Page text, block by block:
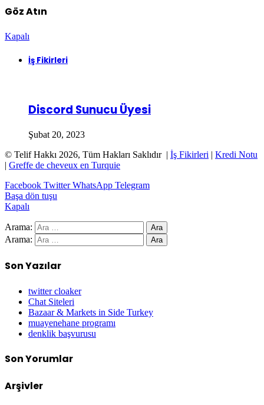
Göz Atın
Kapalı
İş Fikirleri
Discord Sunucu Üyesi
Şubat 20, 2023
© Telif Hakkı 2026, Tüm Hakları Saklıdır | İş Fikirleri | Kredi Notu
| Greffe de cheveux en Turquie
Facebook Twitter WhatsApp Telegram
Başa dön tuşu
Kapalı
Arama:
Arama:
Son Yazılar
twitter cloaker
Chat Siteleri
Bazaar & Markets in Side Turkey
muayenehane programı
denklik başvurusu
Son Yorumlar
Arşivler